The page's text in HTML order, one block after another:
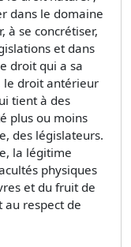
dans le domaine
à se concrétiser,
et dans
droit qui a sa
le droit antérieur
tient à des
plus ou moins
des législateurs.
la légitime
physiques
et du fruit de
respect de